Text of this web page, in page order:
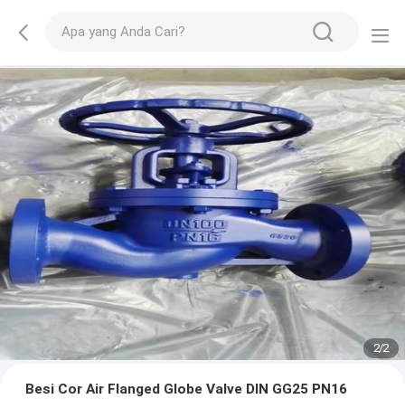
2/2
Besi Cor Air Flanged Globe Valve DIN GG25 PN16